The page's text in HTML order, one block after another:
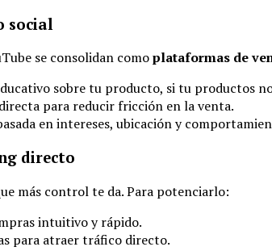
social
se consolidan comoplataformas de
sobre tu producto, si tu productos
para reducir fricción en la venta.
en intereses, ubicación y
directo
más control te da. Para potenciarlo:
intuitivo y rápido.
para atraer tráfico directo.